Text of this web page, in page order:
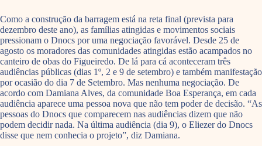
Como a construção da barragem está na reta final (prevista para
dezembro deste ano), as famílias atingidas e movimentos sociais
pressionam o Dnocs por uma negociação favorável. Desde 25 de
agosto os moradores das comunidades atingidas estão acampados no
canteiro de obas do Figueiredo. De lá para cá aconteceram três
audiências públicas (dias 1º, 2 e 9 de setembro) e também manifestação
por ocasião do dia 7 de Setembro. Mas nenhuma negociação. De
acordo com Damiana Alves, da comunidade Boa Esperança, em cada
audiência aparece uma pessoa nova que não tem poder de decisão. “As
pessoas do Dnocs que comparecem nas audiências dizem que não
podem decidir nada. Na última audiência (dia 9), o Eliezer do Dnocs
disse que nem conhecia o projeto”, diz Damiana.